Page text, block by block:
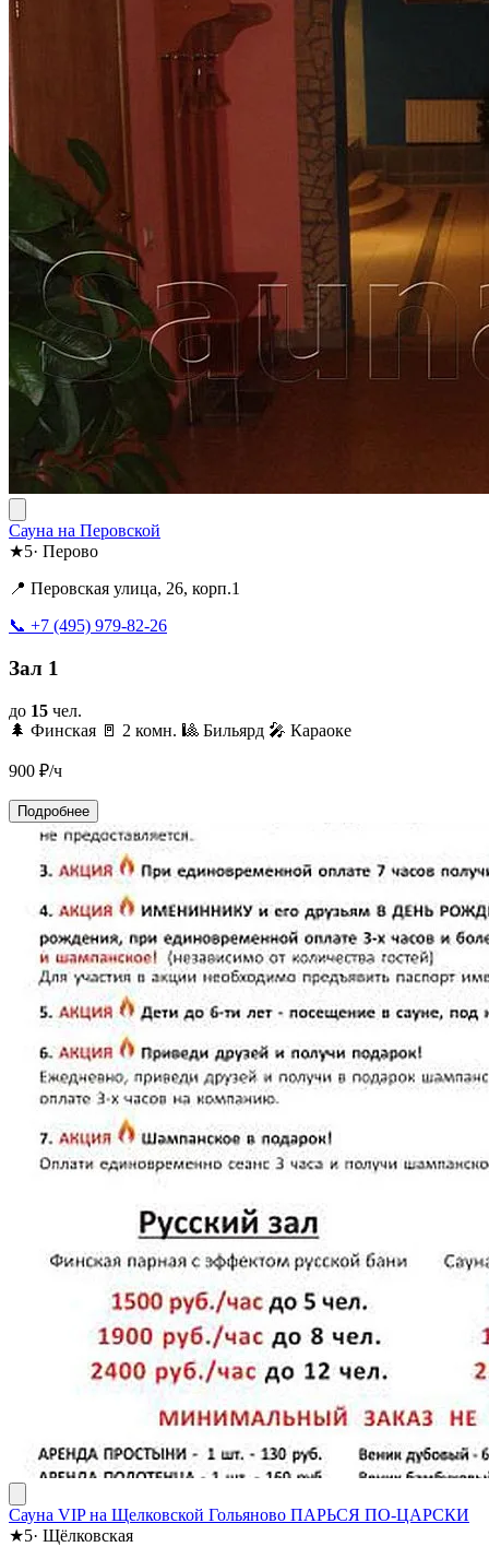
Сауна на Перовской
★5· Перово
📍 Перовская улица, 26, корп.1
📞 +7 (495) 979-82-26
Зал 1
до 15 чел.
🌲 Финская 🚪 2 комн. 🎱 Бильярд 🎤 Караоке
900 ₽/ч
Подробнее
Сауна VIP на Щелковской Гольяново ПАРЬСЯ ПО-ЦАРСКИ
★5· Щёлковская